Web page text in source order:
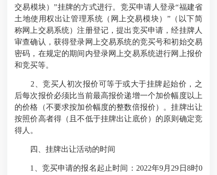
交易模块）”挂牌的方式进行。竞买申请人登录“福建省
土地使用权出让管理系统（网上交易模块）”（以下简
称网上交易系统）注册登记，提出竞买申请，经挂牌人
审查确认，获得登录网上交易系统的竞买号和初始交易
密码，在规定的期间内登录网上交易系统进行网上报价
和竞买等。
2、竞买人初次报价可等于或大于挂牌起始价，之
后每次报价必须比当前最高报价递增一个加价幅度以上
的价格（不要求按加价幅度的整数倍报价）。挂牌出让
按照价高者得（且不低于挂牌出让底价）的原则确定竞
得人。
四、挂牌出让活动的时间
1、竞买申请的报名起止时间：2022年9月29日8时0